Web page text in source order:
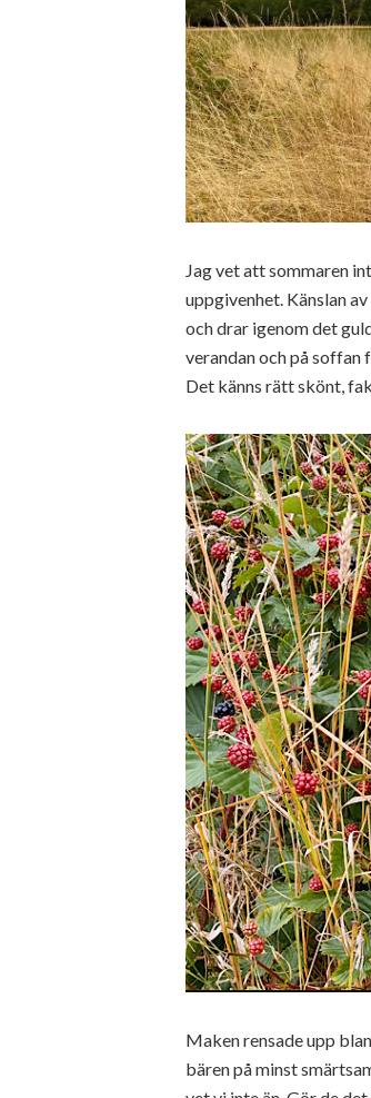
Jag vet att sommaren
uppgivenhet. Känslan
och drar igenom det
verandan och på
Det känns rätt skönt,
Maken rensade upp
bären på minst